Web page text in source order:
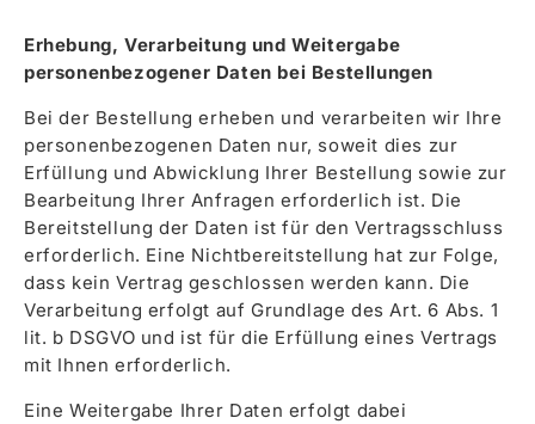
Erhebung, Verarbeitung und Weitergabe
personenbezogener Daten bei Bestellungen
Bei der Bestellung erheben und verarbeiten wir Ihre
personenbezogenen Daten nur, soweit dies zur
Erfüllung und Abwicklung Ihrer Bestellung sowie zur
Bearbeitung Ihrer Anfragen erforderlich ist. Die
Bereitstellung der Daten ist für den Vertragsschluss
erforderlich. Eine Nichtbereitstellung hat zur Folge,
dass kein Vertrag geschlossen werden kann. Die
Verarbeitung erfolgt auf Grundlage des Art. 6 Abs. 1
lit. b DSGVO und ist für die Erfüllung eines Vertrags
mit Ihnen erforderlich.
Eine Weitergabe Ihrer Daten erfolgt dabei